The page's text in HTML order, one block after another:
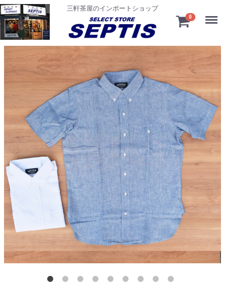
三軒茶屋のインポートショップ
0